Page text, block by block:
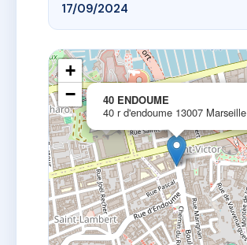
17/09/2024
40 ENDOUME
40 r d'endoume 13007 Marseille
+
−